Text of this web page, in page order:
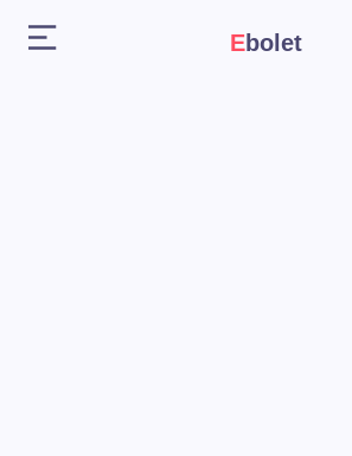
Ebolet